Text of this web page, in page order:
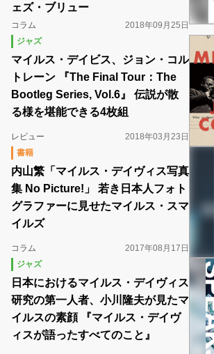
ェズ・ブリュー
コラム
2018年09月25日
ジャズ
マイルス・デイビス、ジョン・コル
トレーン 『The Final Tour：The
Bootleg Series, Vol.6』 伝説が散
る様を堪能できる4枚組
レビュー
2018年03月23日
書籍
内山繁「マイルス・デイヴィス写真
集 No Picture!」 若き日本人フォト
グラファーに見せたマイルス・スマ
イルズ
コラム
2017年08月17日
ジャズ
日本におけるマイルス・デイヴィス
研究の第一人者、小川隆夫が見たマ
イルスの素顔 『マイルス・デイヴ
ィスが語ったすべてのこと』